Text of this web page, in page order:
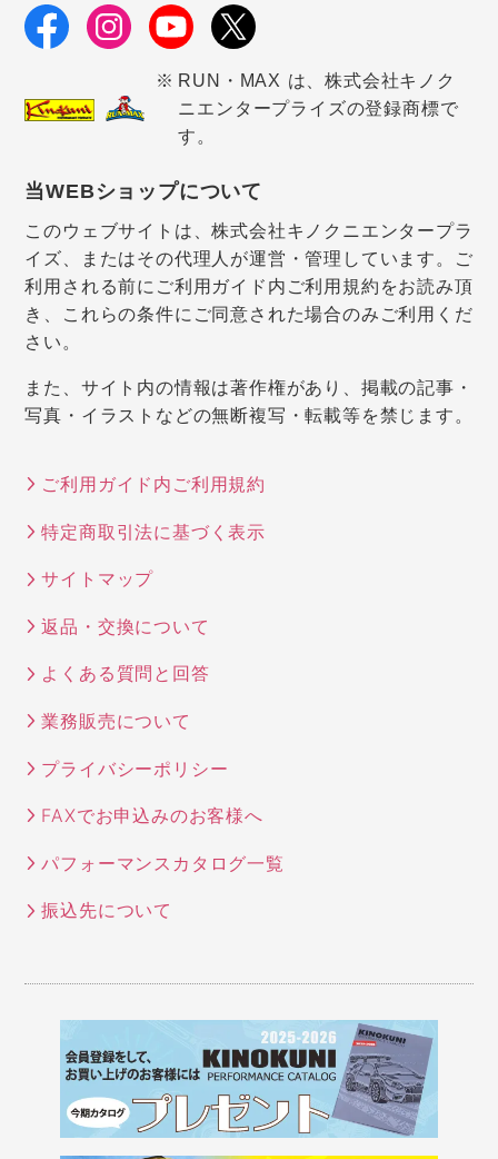
RUN・MAX は、株式会社キノク
ニエンタープライズの登録商標で
す。
当WEBショップについて
このウェブサイトは、株式会社キノクニエンタープラ
イズ、またはその代理人が運営・管理しています。ご
利用される前にご利用ガイド内ご利用規約をお読み頂
き、これらの条件にご同意された場合のみご利用くだ
さい。
また、サイト内の情報は著作権があり、掲載の記事・
写真・イラストなどの無断複写・転載等を禁じます。
ご利用ガイド内ご利用規約
特定商取引法に基づく表示
サイトマップ
返品・交換について
よくある質問と回答
業務販売について
プライバシーポリシー
FAXでお申込みのお客様へ
パフォーマンスカタログ一覧
振込先について